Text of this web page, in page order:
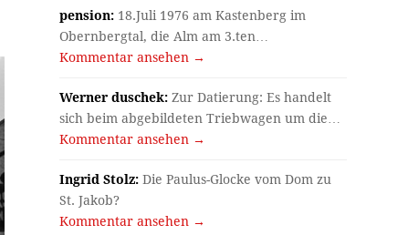
pension: 18.Juli 1976 am Kastenberg im
Obernbergtal, die Alm am 3.ten…
Kommentar ansehen →
Werner duschek: Zur Datierung: Es handelt
sich beim abgebildeten Triebwagen um die…
Kommentar ansehen →
Ingrid Stolz: Die Paulus-Glocke vom Dom zu
St. Jakob?
Kommentar ansehen →